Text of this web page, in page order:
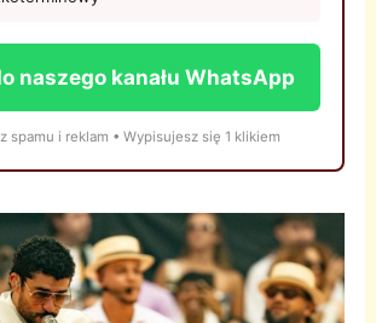
naszego kanału WhatsApp
spamu i reklam • Wypisujesz się 1 klikiem